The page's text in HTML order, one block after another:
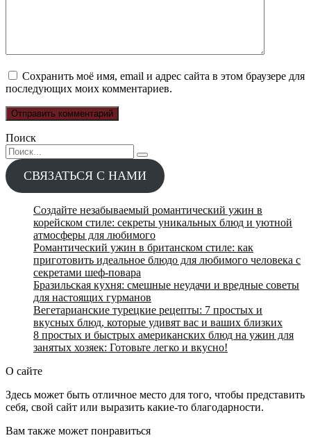
Сохранить моё имя, email и адрес сайта в этом браузере для
последующих моих комментариев.
Поиск
Search
for:
СВЯЗАТЬСЯ С НАМИ
Создайте незабываемый романтический ужин в
корейском стиле: секреты уникальных блюд и уютной
атмосферы для любимого
Романтический ужин в британском стиле: как
приготовить идеальное блюдо для любимого человека с
секретами шеф-повара
Бразильская кухня: смешные неудачи и вредные советы
для настоящих гурманов
Вегетарианские турецкие рецепты: 7 простых и
вкусных блюд, которые удивят вас и ваших близких
8 простых и быстрых американских блюд на ужин для
занятых хозяек: Готовьте легко и вкусно!
О сайте
Здесь может быть отличное место для того, чтобы представить
себя, свой сайт или выразить какие-то благодарности.
Вам также может понравиться